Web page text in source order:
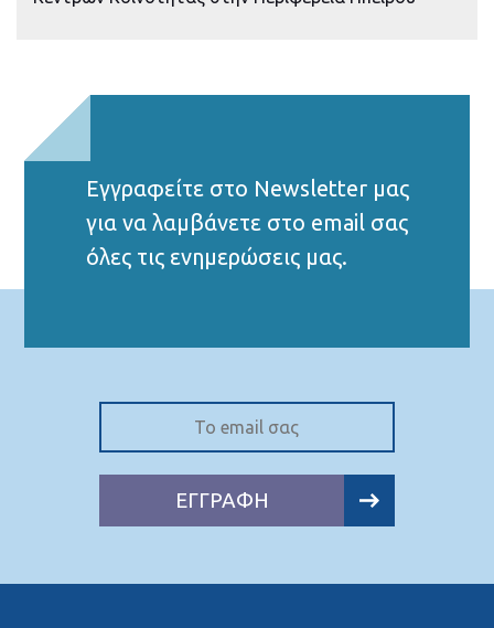
Εγγραφείτε στο Νewsletter μας
για να λαμβάνετε στο email σας
όλες τις ενημερώσεις μας.
ΕΓΓΡΑΦΗ